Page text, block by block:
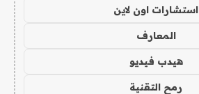
استشارات اون لاين
المعارف
هيدب فيديو
رمح التقنية